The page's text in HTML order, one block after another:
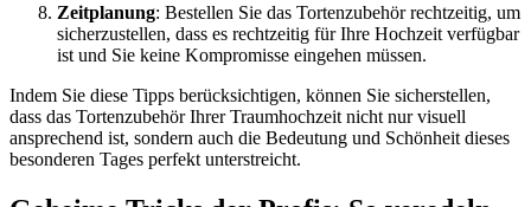
Zeitplanung: Bestellen Sie das Tortenzubehör rechtzeitig, um
sicherzustellen, dass es rechtzeitig für Ihre Hochzeit verfügbar
ist und Sie keine Kompromisse eingehen müssen.
Indem Sie diese Tipps berücksichtigen, können Sie sicherstellen,
dass das Tortenzubehör Ihrer Traumhochzeit nicht nur visuell
ansprechend ist, sondern auch die Bedeutung und Schönheit dieses
besonderen Tages perfekt unterstreicht.